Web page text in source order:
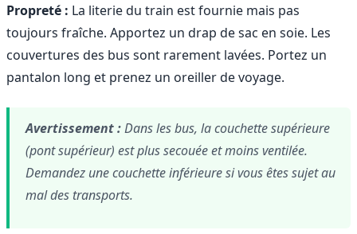
Propreté : La literie du train est fournie mais pas
toujours fraîche. Apportez un drap de sac en soie. Les
couvertures des bus sont rarement lavées. Portez un
pantalon long et prenez un oreiller de voyage.
Avertissement :Dans les bus, la couchette supérieure
(pont supérieur) est plus secouée et moins ventilée.
Demandez une couchette inférieure si vous êtes sujet au
mal des transports.